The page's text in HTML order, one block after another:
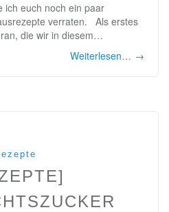
ich euch noch ein paar
verraten. Als erstes
die wir in diesem…
Weiterlesen… →